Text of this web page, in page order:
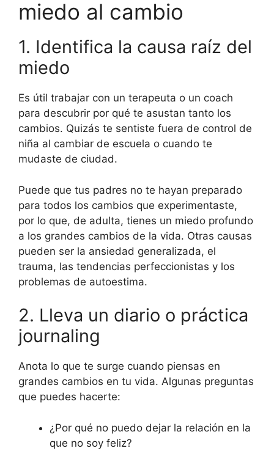
miedo al cambio
1. Identifica la causa raíz del
miedo
Es útil trabajar con un terapeuta o un coach
para descubrir por qué te asustan tanto los
cambios. Quizás te sentiste fuera de control de
niña al cambiar de escuela o cuando te
mudaste de ciudad.
Puede que tus padres no te hayan preparado
para todos los cambios que experimentaste,
por lo que, de adulta, tienes un miedo profundo
a los grandes cambios de la vida. Otras causas
pueden ser la ansiedad generalizada, el
trauma, las tendencias perfeccionistas y los
problemas de autoestima.
2. Lleva un diario o práctica
journaling
Anota lo que te surge cuando piensas en
grandes cambios en tu vida. Algunas preguntas
que puedes hacerte:
¿Por qué no puedo dejar la relación en la
que no soy feliz?